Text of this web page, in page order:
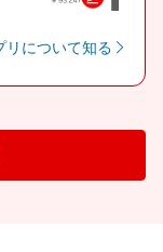
リについて知る